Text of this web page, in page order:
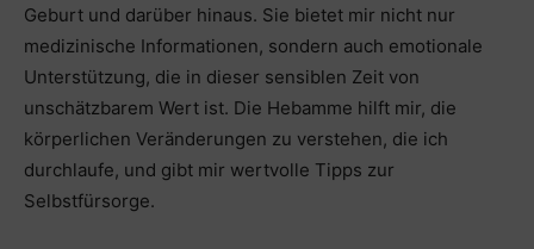
Geburt und darüber hinaus. Sie bietet mir nicht nur
medizinische Informationen, sondern auch emotionale
Unterstützung, die in dieser sensiblen Zeit von
unschätzbarem Wert ist. Die Hebamme hilft mir, die
körperlichen Veränderungen zu verstehen, die ich
durchlaufe, und gibt mir wertvolle Tipps zur
Selbstfürsorge.